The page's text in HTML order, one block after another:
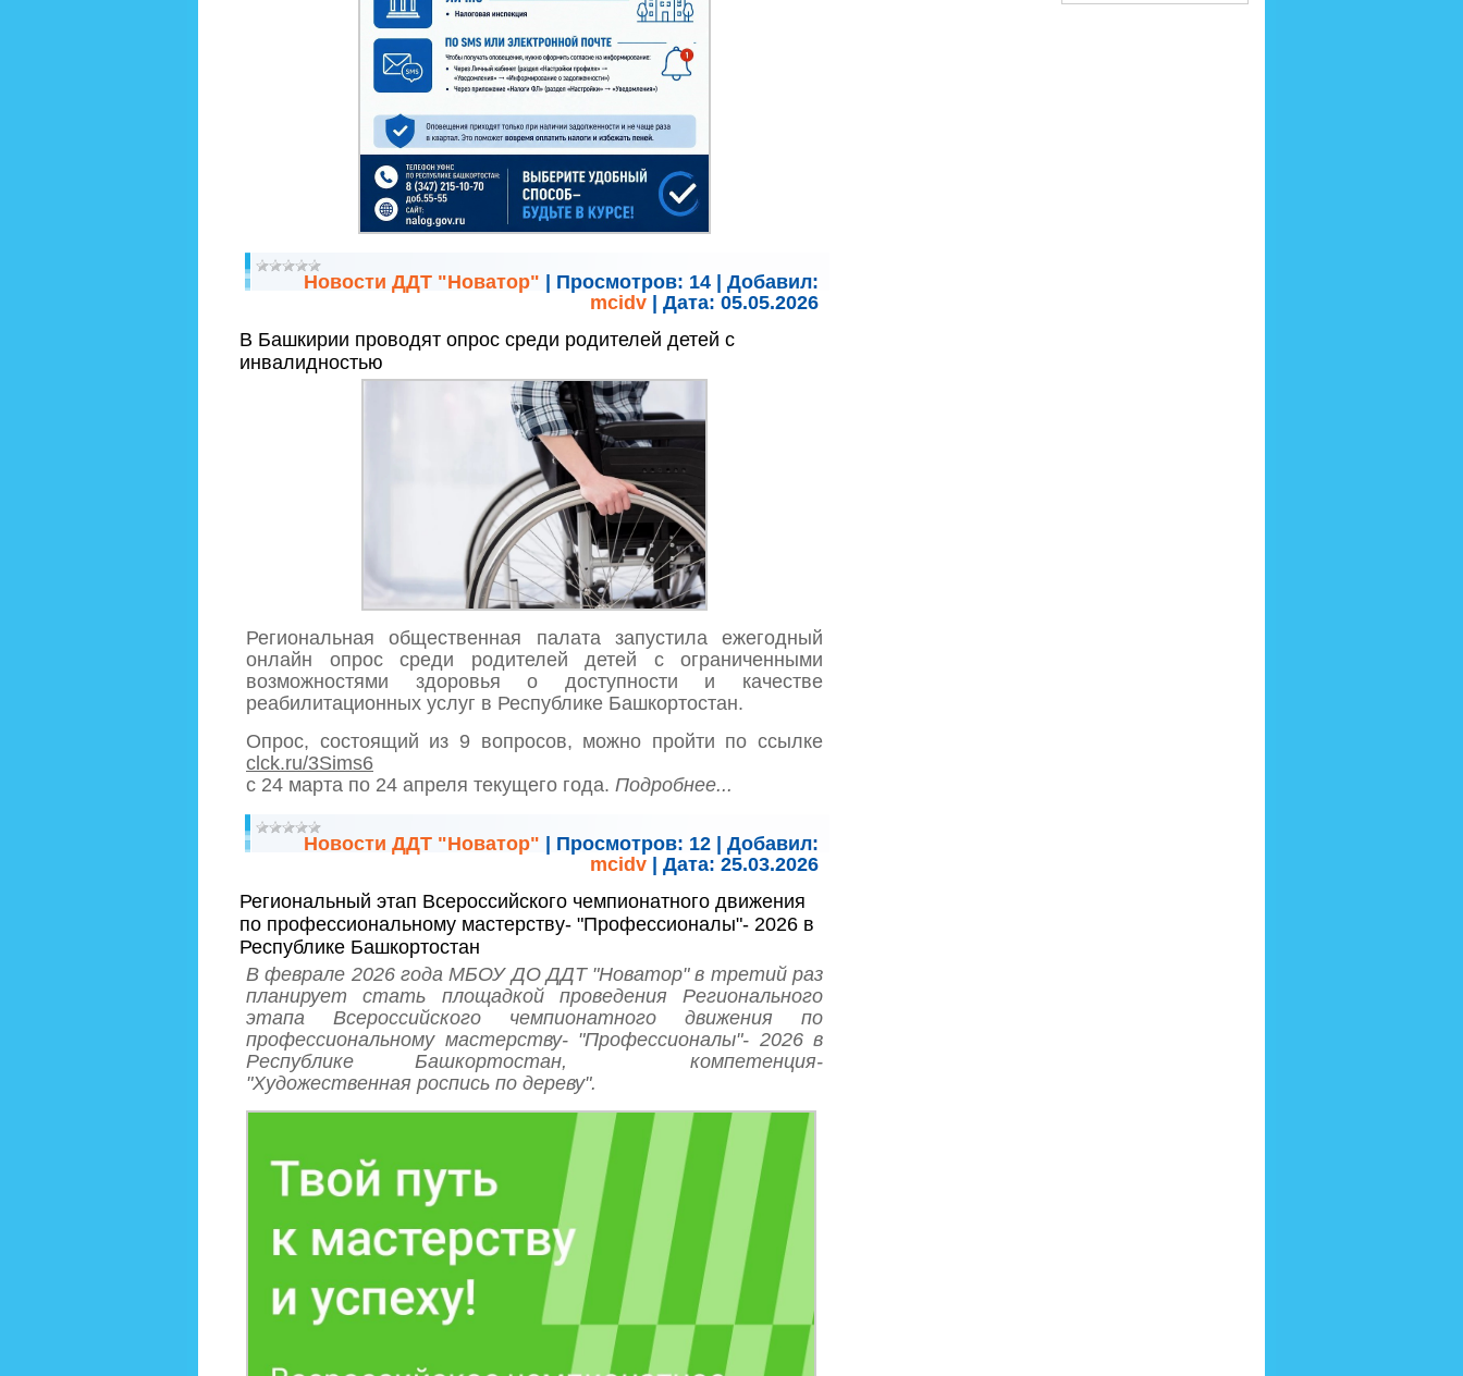
Новости ДДТ "Новатор" Просмотров: 14
Добавил:
mcidv
Дата: 05.05.2026
В Башкирии проводят опрос среди родителей детей с
инвалидностью
Региональная общественная палата запустила ежегодный
онлайн опрос среди родителей детей с ограниченными
возможностями здоровья о доступности и качестве
реабилитационных услуг в Республике Башкортостан.
Опрос, состоящий из 9 вопросов, можно пройти по ссылке
clck.ru/3Sims6
с 24 марта по 24 апреля текущего года. Подробнее...
Новости ДДТ "Новатор" Просмотров: 12
Добавил:
mcidv
Дата: 25.03.2026
Региональный этап Всероссийского чемпионатного движения
по профессиональному мастерству- "Профессионалы"- 2026 в
Республике Башкортостан
В феврале 2026 года МБОУ ДО ДДТ "Новатор" в третий раз
планирует стать площадкой проведения Регионального
этапа Всероссийского чемпионатного движения по
профессиональному мастерству- "Профессионалы"- 2026 в
Республике Башкортостан, компетенция-
"Художественная роспись по дереву".